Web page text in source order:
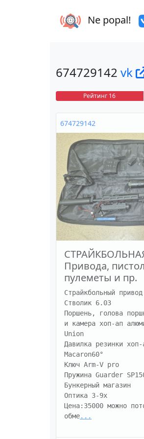
Ne popal!
674729142 vk
Рейтинг 16
674729142
Привода,
пулеметы и пр.
Страйкбольный
Стволик 6.03
Поршень, голова
и камера хоп-ап
Union
Давилка резинки
Macaron60°
Ключ Arm-V pro
Пружина Guarder
Бункерный магазин
Оптика 3-9x
Цена:35000 можно
обме...